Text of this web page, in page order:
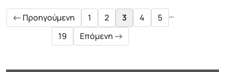
Προηγούμενη 1 2 3 4 5
…
19
Επόμενη